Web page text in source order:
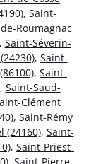
, Saint-
Roumagnac
Saint-Séverin-
, Saint-
, Saint-
, Saint-Saud-
Clément
, Saint-Rémy
(24160), Saint-
, Saint-Priest-